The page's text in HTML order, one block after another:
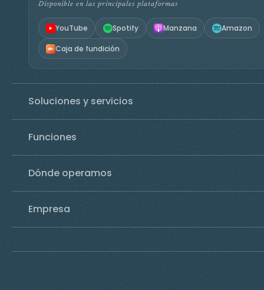
Disponible en las principales plataformas
YouTube Spotify Manzana Amazon
Caja de fundición
Soluciones y servicios
Funciones
Dónde operamos
Empresa